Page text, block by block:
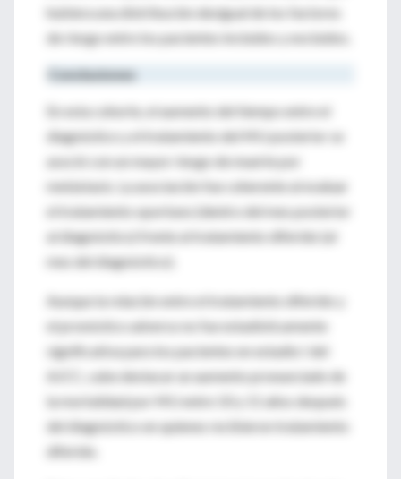
hubiera una distribución desigual de los factores
de riesgo entre los pacientes incluidos y excluidos.
Conclusiones
En esta cohorte, el aumento del tiempo entre el
diagnóstico y el tratamiento del MU posterior se
asoció con un mayor riesgo de muerte por
metástasis. La asociación fue coherente al evaluar
el tratamiento oportuno (dentro del mes posterior
al diagnóstico) frente al tratamiento diferido (al
mes del diagnóstico).
Aunque la relación entre el tratamiento diferido y
el pronóstico adverso no fue estadísticamente
significativa para los pacientes en estadio I del
AJCC, cabe destacar un aumento pronunciado de
la mortalidad por MU entre 10 y 11 años después
del diagnóstico en quienes recibieron tratamiento
diferido.